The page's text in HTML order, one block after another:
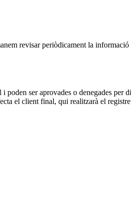
revisar periòdicament la
poden ser aprovades o denegades per
el client final, qui realitzarà el